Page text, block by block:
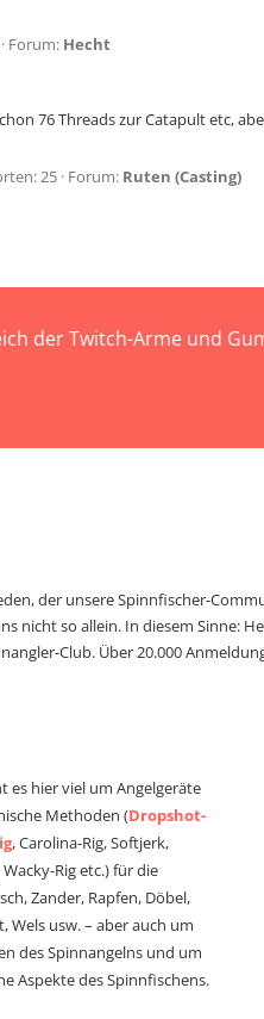
Forum: Hecht
76 Threads zur Catapult etc,
25 Forum: Ruten (Casting)
der Twitch-Arme und
der unsere Spinnfischer-
nicht so allein. In diesem Sinne:
Club. Über 20.000
es hier viel um Angelgeräte
Methoden (Dropshot-
, Carolina-Rig, Softjerk,
Rig etc.) für die
Zander, Rapfen, Döbel,
Wels usw. – aber auch um
des Spinnangelns und um
Aspekte des Spinnfischens.